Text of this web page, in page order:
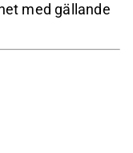
med gällande